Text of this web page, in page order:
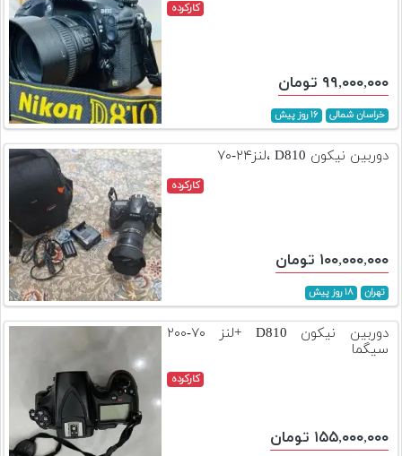
کارکرده
۹۹,۰۰۰,۰۰۰ تومان
خراسان شمالی ۱۶ روز پیش
دوربین نیکون D810 ،لنز۲۴-۷۰
کارکرده
۱۰۰,۰۰۰,۰۰۰ تومان
تهران ۱۸ روز پیش
دوربین نیکون D810 +لنز ۷۰-۲۰۰
سیگما
کارکرده
۱۵۵,۰۰۰,۰۰۰ تومان